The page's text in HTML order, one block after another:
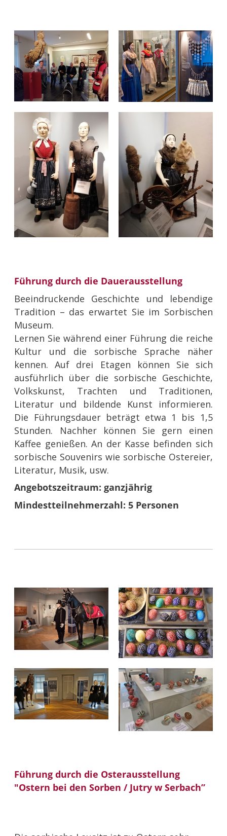
Führung durch die Dauerausstellung
Beeindruckende Geschichte und lebendige
Tradition – das erwartet Sie im Sorbischen
Museum.
Lernen Sie während einer Führung die reiche
Kultur und die sorbische Sprache näher
kennen. Auf drei Etagen können Sie sich
ausführlich über die sorbische Geschichte,
Volkskunst, Trachten und Traditionen,
Literatur und bildende Kunst informieren.
Die Führungsdauer beträgt etwa 1 bis 1,5
Stunden. Nachher können Sie gern einen
Kaffee genießen. An der Kasse befinden sich
sorbische Souvenirs wie sorbische Ostereier,
Literatur, Musik, usw.
Angebotszeitraum: ganzjährig
Mindestteilnehmerzahl: 5 Personen
Führung durch die Osterausstellung
"Ostern bei den Sorben / Jutry w Serbach”